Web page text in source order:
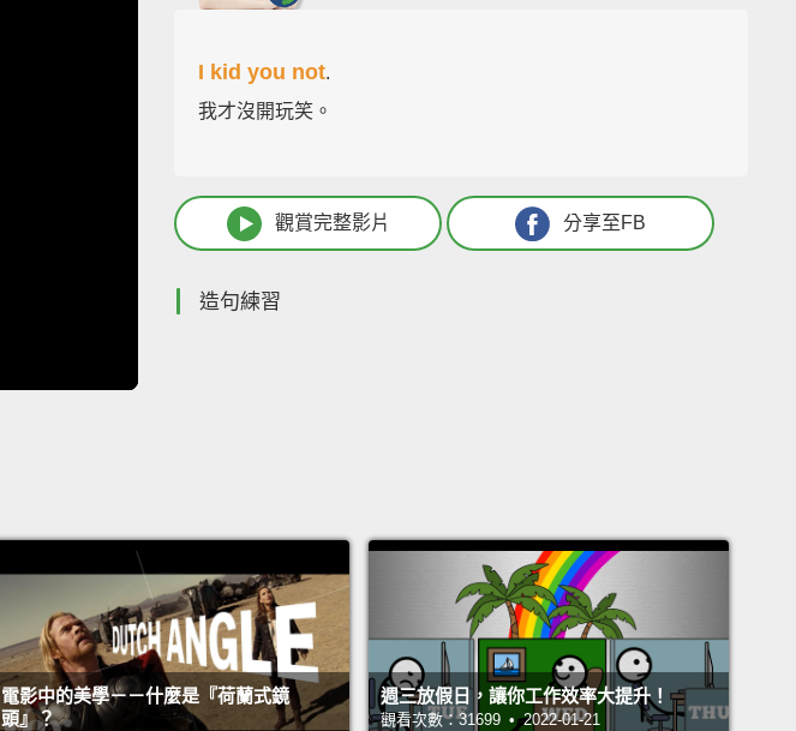
I kid you not.
我才沒開玩笑。
觀賞完整影片 分享至FB
造句練習
電影中的美學－－什麼是『荷蘭式鏡
頭』？
週三放假日，讓你工作效率大提升！
觀看次數：31699 • 2022-01-21